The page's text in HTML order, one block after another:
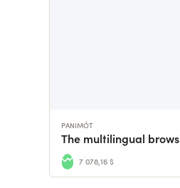
PANIMÓT
The multilingual
7 078,16 $